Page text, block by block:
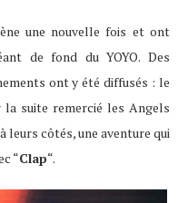
une nouvelle fois et ont
de fond du YOYO. Des
ont y été diffusés : le
suite remercié les Angels
leurs côtés, une aventure qui
“Clap“.